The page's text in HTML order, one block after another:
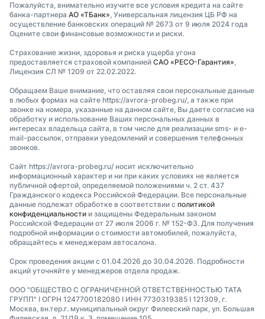
Пожалуйста, внимательно изучите все условия кредита на сайте
банка-партнера АО «ТБанк», Универсальная лицензия ЦБ РФ на
осуществление банковских операций № 2673 от 9 июля 2024 года
Оцените свои финансовые возможности и риски.
Страхование жизни, здоровья и риска ущерба угона
предоставляется страховой компанией САО «РЕСО-Гарантия»,
Лицензия СЛ № 1209 от 22.02.2022.
Обращаем Ваше внимание, что оставляя свои персональные данные
в любых формах на сайте https://avrora-probeg.ru/, а также при
звонке на номера, указанные на данном сайте, Вы даете согласие на
обработку и использование Ваших персональных данных в
интересах владельца сайта, в том числе для реализации sms- и e-
mail-рассылок, отправки уведомлений и совершения телефонных
звонков.
Сайт https://avrora-probeg.ru/ носит исключительно
информационный характер и ни при каких условиях не является
публичной офертой, определяемой положениями ч. 2 ст. 437
Гражданского кодекса Российской Федерации. Все персональные
данные подлежат обработке в соответствии с политикой
конфиденциальности и защищены Федеральным законом
Российской Федерации от 27 июля 2006 г. № 152-ФЗ. Для получения
подробной информации о стоимости автомобилей, пожалуйста,
обращайтесь к менеджерам автосалона.
Срок проведения акции с 01.04.2026 до 30.04.2026. Подробности
акций уточняйте у менеджеров отдела продаж.
ООО "ОБЩЕСТВО С ОГРАНИЧЕННОЙ ОТВЕТСТВЕННОСТЬЮ ТАТА
ГРУПП" I ОГРН 1247700182080 I ИНН 7730319385 I 121309, г.
Москва, вн.тер.г. муниципальный округ Филевский парк, ул. Большая